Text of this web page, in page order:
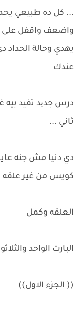
... كل ده طبيعي
واضعف واقفل على
يهدي وحالة الحداد
عندك
درس جدید تفيد
ثاني ...
دي دنيا مش جنه
كويس من غير علقه
العلقه وكمل
البارت الواحد
(( الجزء الاول))